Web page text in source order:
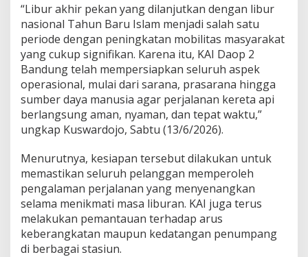
“Libur akhir pekan yang dilanjutkan dengan libur
nasional Tahun Baru Islam menjadi salah satu
periode dengan peningkatan mobilitas masyarakat
yang cukup signifikan. Karena itu, KAI Daop 2
Bandung telah mempersiapkan seluruh aspek
operasional, mulai dari sarana, prasarana hingga
sumber daya manusia agar perjalanan kereta api
berlangsung aman, nyaman, dan tepat waktu,”
ungkap Kuswardojo, Sabtu (13/6/2026).
Menurutnya, kesiapan tersebut dilakukan untuk
memastikan seluruh pelanggan memperoleh
pengalaman perjalanan yang menyenangkan
selama menikmati masa liburan. KAI juga terus
melakukan pemantauan terhadap arus
keberangkatan maupun kedatangan penumpang
di berbagai stasiun.